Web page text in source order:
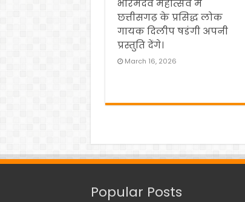
भोरमदेव महोत्सव में
छत्तीसगढ़ के प्रसिद्ध लोक
गायक दिलीप षडंगी अपनी
प्रस्तुति देंगे।
March 16, 2026
Popular Posts